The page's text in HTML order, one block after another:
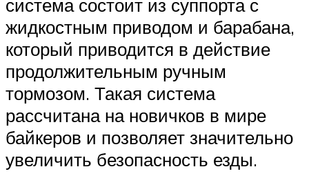
система состоит из суппорта с
жидкостным приводом и барабана,
который приводится в действие
продолжительным ручным
тормозом. Такая система
рассчитана на новичков в мире
байкеров и позволяет значительно
увеличить безопасность езды.